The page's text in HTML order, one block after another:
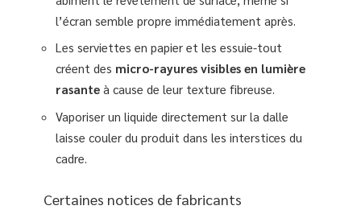
l’écran semble propre immédiatement après.
Les serviettes en papier et les essuie-tout
créent des micro-rayures visibles en lumière
rasante à cause de leur texture fibreuse.
Vaporiser un liquide directement sur la dalle
laisse couler du produit dans les interstices du
cadre.
Certaines notices de fabricants